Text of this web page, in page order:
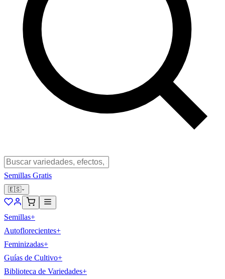
Semillas Gratis
🇪🇸
Semillas+
Autoflorecientes+
Feminizadas+
Guías de Cultivo+
Biblioteca de Variedades+